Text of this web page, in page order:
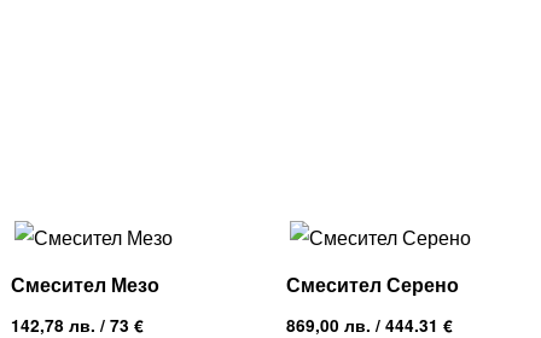
Смесител Мезо
142,78 лв. / 73 €
Смесител Серено
869,00лв. / 444.31 €